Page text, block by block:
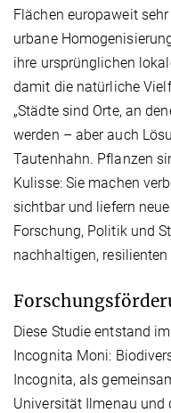
Flächen europaweit
urbane
ihre ursprünglichen
damit die natürliche
„Städte sind Orte, an
werden – aber auch
Tautenhahn. Pflanzen
Kulisse: Sie machen
sichtbar und liefern
Forschung, Politik und
nachhaltigen,
Diese Studie entstand
Incognita Moni:
Incognita, als
Universität Ilmenau